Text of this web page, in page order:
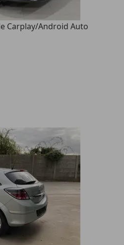
Carplay/Android Auto